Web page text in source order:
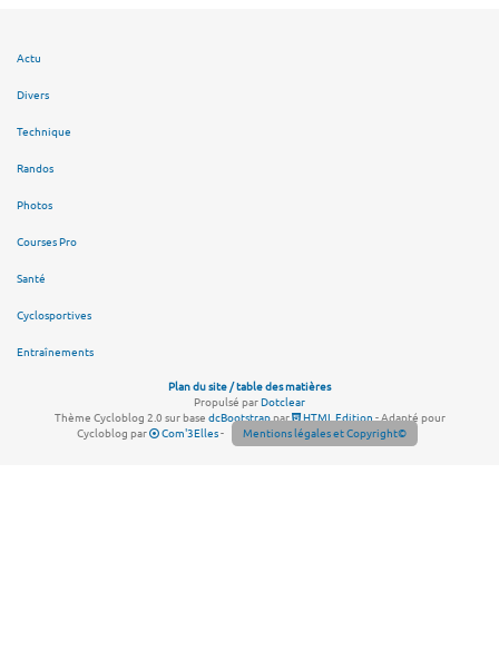
Actu
Divers
Technique
Randos
Photos
Courses Pro
Santé
Cyclosportives
Entraînements
Plan du site / table des matières
Propulsé parDotclear
Thème Cycloblog 2.0 sur base dcBootstrappar HTML Edition- Adapté pour
Cycloblog par
Com'3Elles- Mentions légales et Copyright©